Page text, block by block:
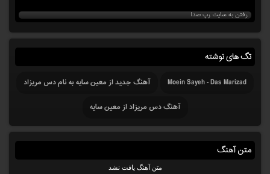
رفتن به سایت رپ صدا
تگ های نوشته
Moein Sayeh - Das Marizad
آهنگ جدید از معین سایه به نام دس مریزاد
آهنگ دس مریزاد از معین سایه
متن آهنگ
متن آهنگ یافت نشد